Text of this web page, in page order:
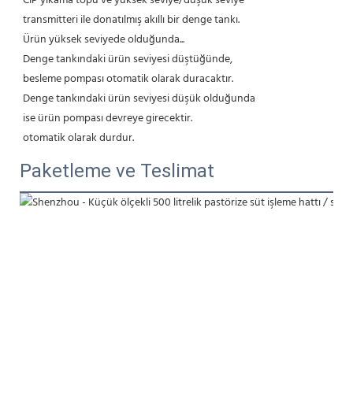
transmitteri ile donatılmış akıllı bir denge tankı.
Ürün yüksek seviyede olduğunda...
Denge tankındaki ürün seviyesi düştüğünde,
besleme pompası otomatik olarak duracaktır.
Denge tankındaki ürün seviyesi düşük olduğunda
ise ürün pompası devreye girecektir.
otomatik olarak durdur.
Paketleme ve Teslimat